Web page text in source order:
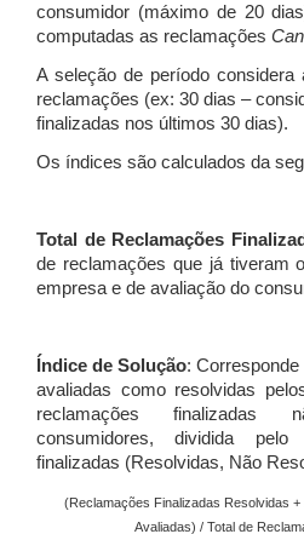
consumidor (máximo de 20
computadas as reclamações
A seleção de período considera
reclamações (ex: 30 dias –
finalizadas nos últimos 30 dias).
Os índices são calculados da
Total de Reclamações
de reclamações que já tiveram
empresa e de avaliação do
Índice de Solução:
avaliadas como resolvidas
reclamações finalizadas
consumidores, dividida
finalizadas (Resolvidas, Não
(Reclamações Finalizadas Resolvidas
Avaliadas) / Total de